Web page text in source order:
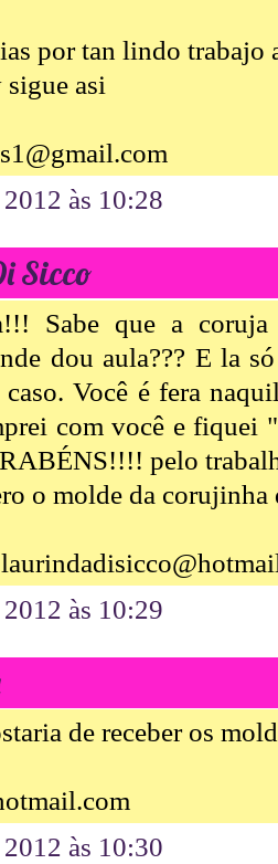
por tan lindo trabajo
asi
às 10:28
Sicco
Sabe que a
dou aula??? E la
caso. Você é fera
com você e
pelo
o molde da corujinha
às 10:29
de receber os
às 10:30